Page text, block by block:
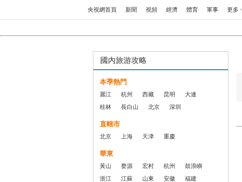
央視網首頁 新聞 視頻 經濟 體育 軍事 更多
國內旅游攻略
本季熱門
麗江 杭州 西藏 昆明
大連
桂林
長白山 北京 深圳
直轄市
北京 上海 天津 重慶
華東
黃山 婺源 宏村 杭州
鼓浪嶼
浙江
江蘇 山東 安徽
福建